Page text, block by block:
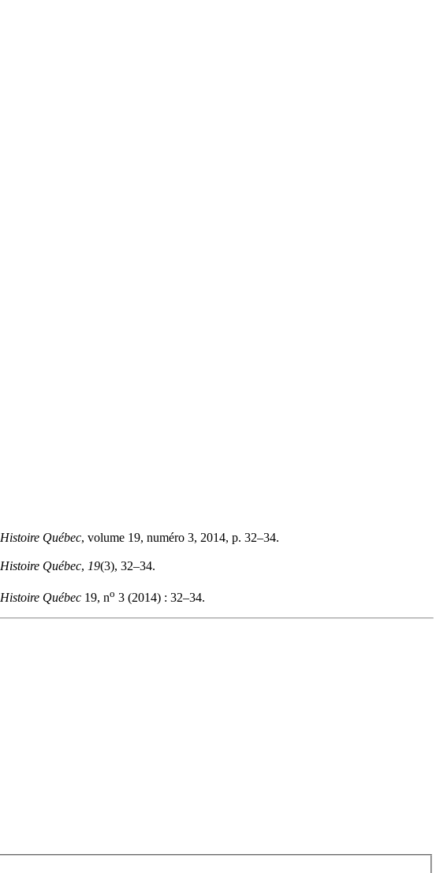
Histoire Québec, volume 19, numéro 3, 2014, p. 32–34.
Histoire Québec, 19(3), 32–34.
Histoire Québec 19, no 3 (2014) : 32–34.